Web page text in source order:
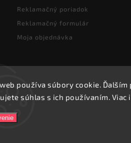
používa súbory cookie.
súhlas s ich používaním. Viac
Reklamačný poriadok
Reklamačný formulár
Moja objednávka
Copyright 2026